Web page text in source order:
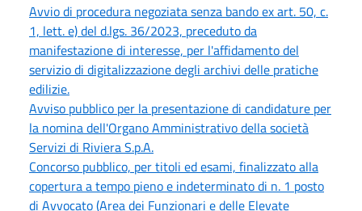
Avvio di procedura negoziata senza bando ex art. 50, c.
1, lett. e) del d.lgs. 36/2023, preceduto da
manifestazione di interesse, per l'affidamento del
servizio di digitalizzazione degli archivi delle pratiche
edilizie.
Avviso pubblico per la presentazione di candidature per
la nomina dell'Organo Amministrativo della società
Servizi di Riviera S.p.A.
Concorso pubblico, per titoli ed esami, finalizzato alla
copertura a tempo pieno e indeterminato di n. 1 posto
di Avvocato (Area dei Funzionari e delle Elevate